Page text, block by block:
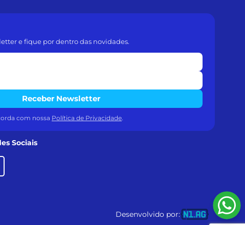
e fique por dentro das novidades.
Receber Newsletter
com nossa Política de Privacidade
Sociais
Desenvolvido por: